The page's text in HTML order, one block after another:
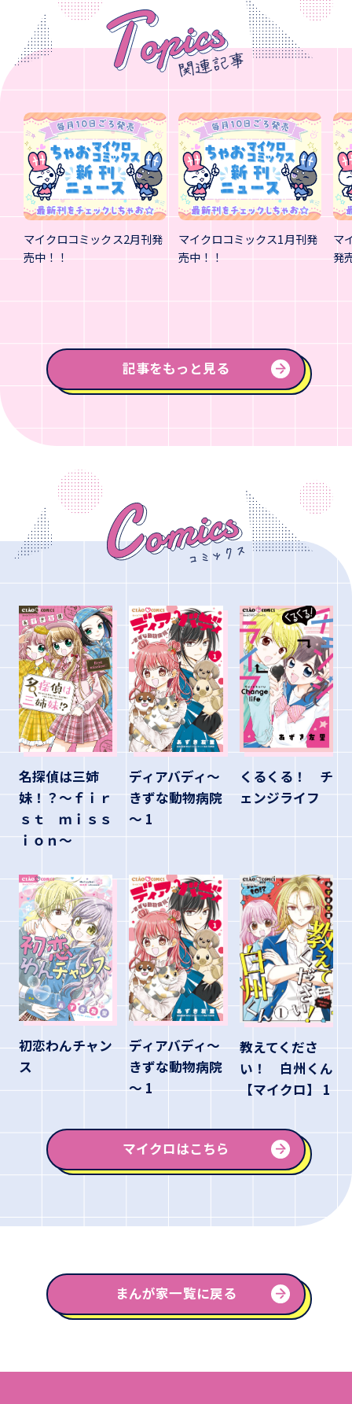
マイクロコミックス2月刊発
売中！！
マイクロコミックス1月刊発
売中！！
マ
発
記事をもっと見る
名探偵は三姉
妹！？～ｆｉｒ
ｓｔ ｍｉｓｓ
ｉｏｎ～
ディアバディ～
きずな動物病院
～ 1
くるくる！ チ
ェンジライフ
初恋わんチャン
ス
ディアバディ～
きずな動物病院
～ 1
教えてくださ
い！ 白州くん
【マイクロ】 1
マイクロはこちら
まんが家一覧に戻る